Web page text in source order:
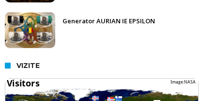
Generator AURIAN IE EPSILON
VIZITE